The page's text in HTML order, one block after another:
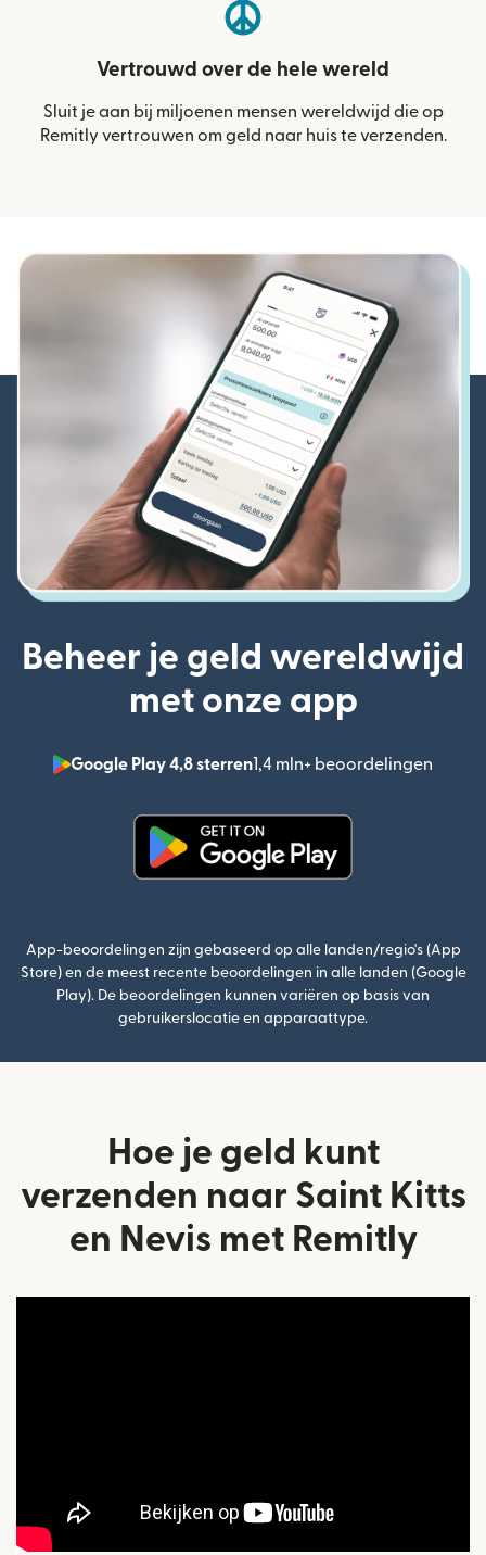
Vertrouwd over de hele wereld
Sluit je aan bij miljoenen mensen wereldwijd die op
Remitly vertrouwen om geld naar huis te verzenden.
Beheer je geld wereldwijd
met onze app
Google Play 4,8 sterren1,4 mln+ beoordelingen
App-beoordelingen zijn gebaseerd op alle landen/regio's (App
Store) en de meest recente beoordelingen in alle landen (Google
Play). De beoordelingen kunnen variëren op basis van
gebruikerslocatie en apparaattype.
Hoe je geld kunt
verzenden naar Saint Kitts
en Nevis met Remitly